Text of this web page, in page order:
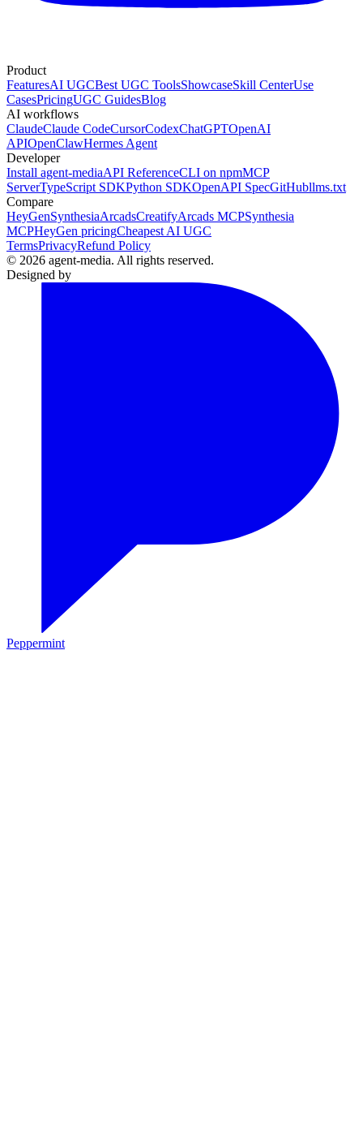
Product
FeaturesAI UGCBest UGC ToolsShowcaseSkill CenterUse
CasesPricingUGC GuidesBlog
AI workflows
ClaudeClaude CodeCursorCodexChatGPTOpenAI
APIOpenClawHermes Agent
Developer
Install agent-mediaAPI ReferenceCLI on npmMCP
ServerTypeScript SDKPython SDKOpenAPI SpecGitHubllms.txt
Compare
HeyGenSynthesiaArcadsCreatifyArcads MCPSynthesia
MCPHeyGen pricingCheapest AI UGC
TermsPrivacyRefund Policy
© 2026 agent-media. All rights reserved.
Designed by
Peppermint